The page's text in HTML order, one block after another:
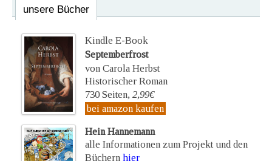
unsere Bücher
Kindle E-Book
Septemberfrost
von Carola Herbst
Historischer Roman
730 Seiten, 2,99€
bei amazon kaufen
Hein Hannemann
alle Informationen zum Projekt und den
Büchern hier